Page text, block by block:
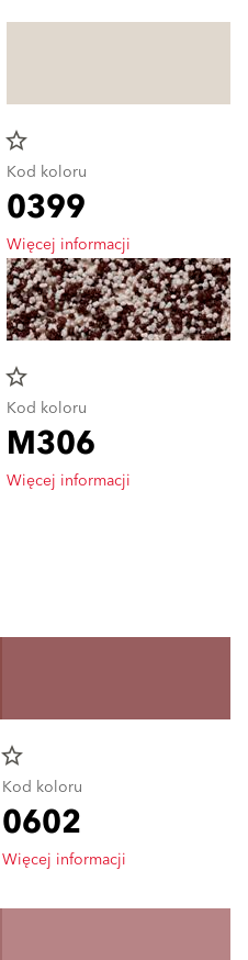
star_border
Kod koloru
0399
Więcej informacji
star_border
Kod koloru
M306
Więcej informacji
star_border
Kod koloru
0602
Więcej informacji